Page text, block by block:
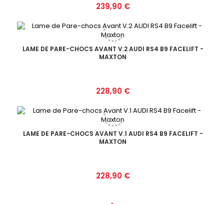
Prix
239,90 €
LAME DE PARE-CHOCS AVANT V.2 AUDI RS4 B9 FACELIFT -
MAXTON
Prix
228,90 €
LAME DE PARE-CHOCS AVANT V.1 AUDI RS4 B9 FACELIFT -
MAXTON
Prix
228,90 €